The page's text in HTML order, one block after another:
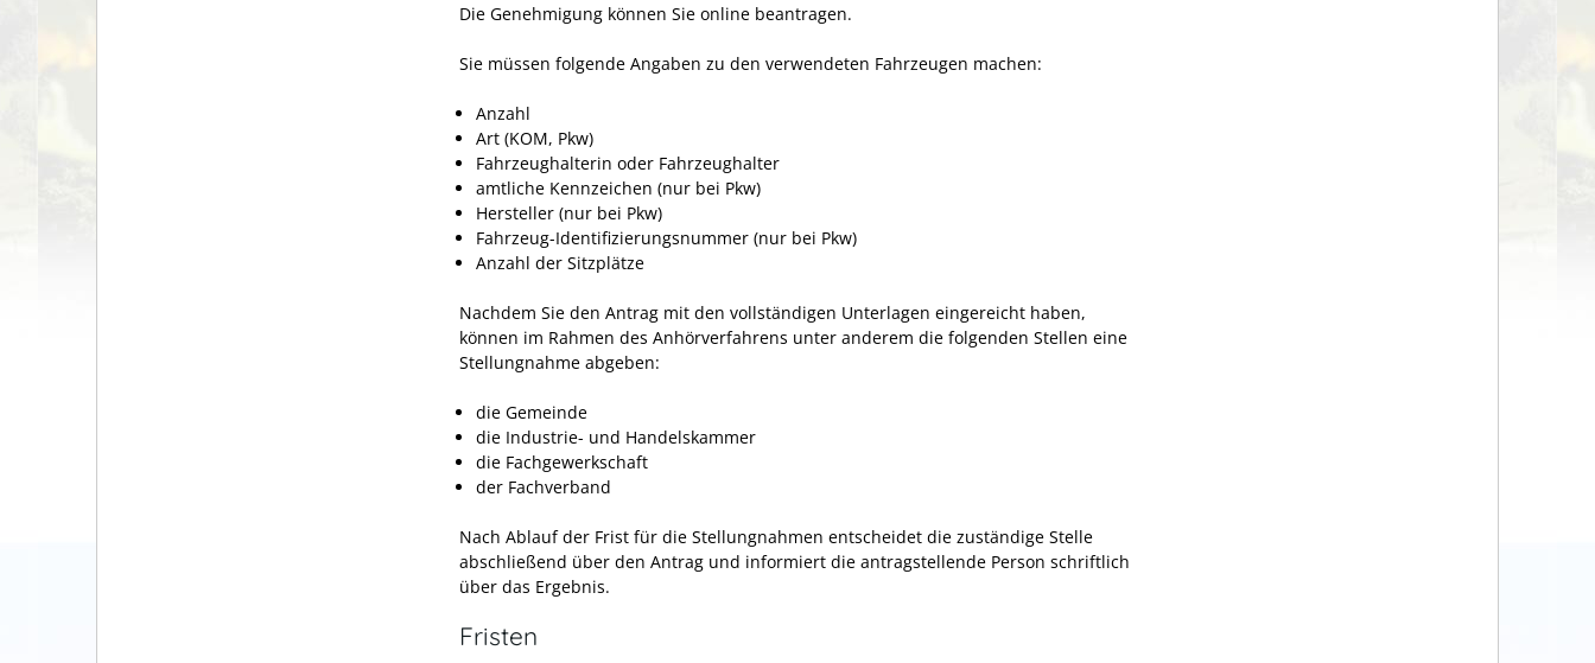
Die Genehmigung können Sie online beantragen.
Sie müssen folgende Angaben zu den verwendeten Fahrzeugen machen:
Anzahl
Art (KOM, Pkw)
Fahrzeughalterin oder Fahrzeughalter
amtliche Kennzeichen (nur bei Pkw)
Hersteller (nur bei Pkw)
Fahrzeug-Identifizierungsnummer (nur bei Pkw)
Anzahl der Sitzplätze
Nachdem Sie den Antrag mit den vollständigen Unterlagen eingereicht haben,
können im Rahmen des Anhörverfahrens unter anderem die folgenden Stellen eine
Stellungnahme abgeben:
die Gemeinde
die Industrie- und Handelskammer
die Fachgewerkschaft
der Fachverband
Nach Ablauf der Frist für die Stellungnahmen entscheidet die zuständige Stelle
abschließend über den Antrag und informiert die antragstellende Person schriftlich
über das Ergebnis.
Fristen